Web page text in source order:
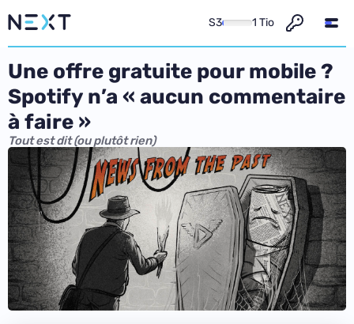
S3 1 Tio
Une offre gratuite pour mobile ?
Spotify n’a « aucun commentaire
à faire »
Tout est dit (ou plutôt rien)